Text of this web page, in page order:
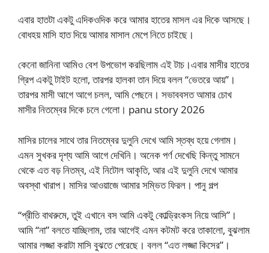
এবার হাতটা একটু এদিকওদিক করে আমার হাতের মাসল এর দিকে আসছে।
বোধহয় মাসি হাত দিয়ে আমার মাসাল মেপে নিতে চাইছে।
কেনো জানিনা আমিও বেশ উপভোগ করছিলাম এই টাচ।এবার মাসীর হাতের
গ্রিপ একটু টাইট হলো, তারপর হালকা তান দিয়ে বলল “ভেতরে আয়”।
তারপর মাসী আগে আগে চলল, আমি পেছনে। সভাববসত আমার চোখ
মাসীর নিতম্বের দিকে চলে গেলো। panu story 2026
মাসির চালের সাথে তার নিতম্বের দুলুনি দেখে আমি স্তব্ধ হয়ে গেলাম।
এমন সুখকর দৃশ্য আমি আগে দেখিনি। অনেক পর্ণ দেখেছি কিন্তু সামনে
থেকে এত বড় নিতম্ব, এই নিটোল আকৃতি, আর এই দুলুনি দেখে আমার
অবস্থা খারাপ। মাসির আওয়াজে আমার সম্ভিত ফিরল। পানু গল্প
“প্রীতি বাথরুমে, তুই এখানে বস আমি একটু কোল্ড্রিংকস নিয়ে আসি”।
আমি “না” বলতে যাচ্ছিলাম, তার আগেই এমন কটমট করে তাকালো, বুঝলাম
আমার লজ্জা করাটা মাসি বুঝতে পেরেছে। বলল “এত লজ্জা কিসের”।